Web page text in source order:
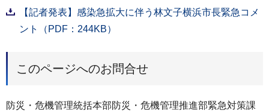
【記者発表】感染急拡大に伴う林文子横浜市長緊急コメ
ント（PDF：244KB）
このページへのお問合せ
防災・危機管理統括本部防災・危機管理推進部緊急対策課